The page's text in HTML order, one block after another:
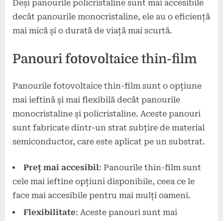
Deși panourile policristaline sunt mai accesibile
decât panourile monocristaline, ele au o eficiență
mai mică și o durată de viață mai scurtă.
Panouri fotovoltaice thin-film
Panourile fotovoltaice thin-film sunt o opțiune
mai ieftină și mai flexibilă decât panourile
monocristaline și policristaline. Aceste panouri
sunt fabricate dintr-un strat subțire de material
semiconductor, care este aplicat pe un substrat.
Preț mai accesibil: Panourile thin-film sunt
cele mai ieftine opțiuni disponibile, ceea ce le
face mai accesibile pentru mai mulți oameni.
Flexibilitate: Aceste panouri sunt mai